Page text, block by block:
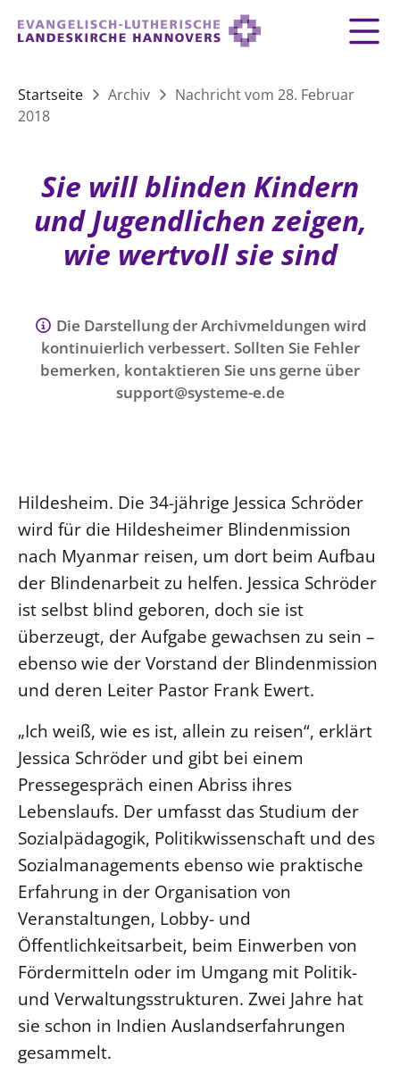
Startseite Archiv
Nachricht vom 28. Februar
2018
Sie will blinden Kindern
und Jugendlichen zeigen,
wie wertvoll sie sind
Die Darstellung der Archivmeldungen wird
kontinuierlich verbessert. Sollten Sie Fehler
bemerken, kontaktieren Sie uns gerne über
support@systeme-e.de
Hildesheim. Die 34-jährige Jessica Schröder
wird für die Hildesheimer Blindenmission
nach Myanmar reisen, um dort beim Aufbau
der Blindenarbeit zu helfen. Jessica Schröder
ist selbst blind geboren, doch sie ist
überzeugt, der Aufgabe gewachsen zu sein –
ebenso wie der Vorstand der Blindenmission
und deren Leiter Pastor Frank Ewert.
„Ich weiß, wie es ist, allein zu reisen“, erklärt
Jessica Schröder und gibt bei einem
Pressegespräch einen Abriss ihres
Lebenslaufs. Der umfasst das Studium der
Sozialpädagogik, Politikwissenschaft und des
Sozialmanagements ebenso wie praktische
Erfahrung in der Organisation von
Veranstaltungen, Lobby- und
Öffentlichkeitsarbeit, beim Einwerben von
Fördermitteln oder im Umgang mit Politik-
und Verwaltungsstrukturen. Zwei Jahre hat
sie schon in Indien Auslandserfahrungen
gesammelt.
LANDESKIRCHE
LANDESKIRCHE
Bischofsrat
Sprengel und Kirchenkreise der Landeskirche
Hannovers
Organigramm der Landeskirche
Konföderation evangelischer Kirchen in
Niedersachsen
Einrichtungen
LANDESKIRCHENAMT
Willkommen
Kollegium
Abteilungen des Landeskirchenamts
Rechnungsprüfungsamt
Fachstelle Sexualisierte Gewalt
Beschwerdestellen
Kirchenämter
Gleichstellung
Datenschutz
Geschäftsstelle Landessynode
LANDESSYNODE
27. Landessynode
Kontakt
Hintergrund
MITARBEIT
Ehrenamt
Beruf
Freie Stellen
SERVICE FÜR GEMEINDEN
DEMOKRATIE STÄRKEN
KIRCHENEINTRITT
SPENDE
KLIMASCHUTZGESETZ
EVERMORE
RÜCKBLICK: KIRCHENTAG IN HANNOVER
TAUFE BIS TRAUER
TAUFE
KONFIRMATION
HOCHZEIT
TRAUER
GLAUBE
FEIERN
10 Gebote
Vater unser
Kirchenmusik
Gesangbuch
Glocken
VERSTEHEN
Positionen
Ökumene
Religionen
IM NOTFALL
HILFE IM ALLTAG
LEBEN & STERBEN
SEELSORGE
MITMACHEN
ZUKUNFT
GESELLSCHAFT & LEBEN
ZUSAMMENLEBEN
Vielfalt
Hilfe für Geflüchtete
Partnerschaft weltweit
Bildung
Friedensethik
Friedensarbeit
Friedensorte
Nachhaltigkeit
Erneuerbare Energien
Mobilität
Naturschutz
Gebäude
Barrierefreiheit
Presse
Freie Stellen
Service für Gemeinden
Suche